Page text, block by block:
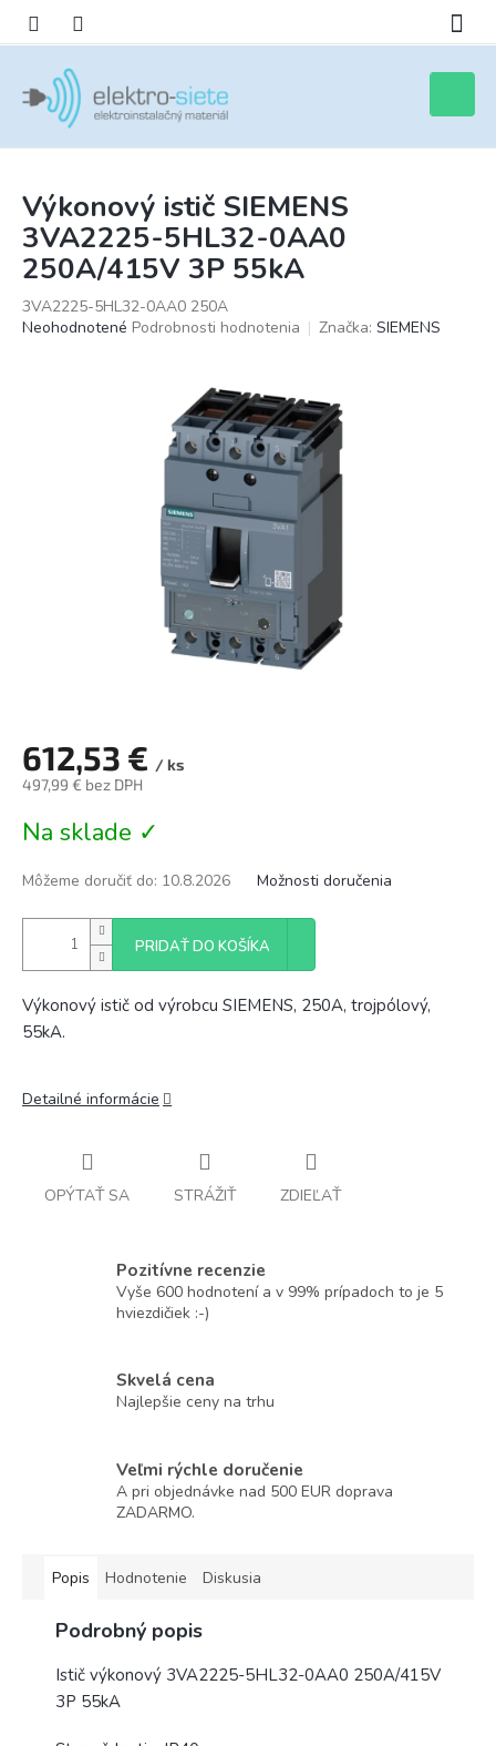
obsah
košík
Výkonový istič SIEMENS
3VA2225-5HL32-0AA0
250A/415V 3P 55kA
3VA2225-5HL32-0AA0 250A
Priemerné
Neohodnotené Podrobnosti hodnotenia Značka: SIEMENS
612,53 € / ks
497,99 € bez DPH
cena:
Na sklade ✓
Môžeme doručiť do: 10.8.2026 Možnosti doručenia
PRIDAŤ DO KOŠÍKA
Výkonový istič od výrobcu SIEMENS, 250A, trojpólový,
55kA.
Detailné informácie
OPÝTAŤ SA STRÁŽIŤ ZDIEĽAŤ
Pozitívne recenzie
Vyše 600 hodnotení a v 99% prípadoch to je 5
hviezdičiek :-)
Skvelá cena
Najlepšie ceny na trhu
Veľmi rýchle doručenie
A pri objednávke nad 500 EUR doprava
ZADARMO.
Popis Hodnotenie Diskusia
Podrobný popis
Istič výkonový 3VA2225-5HL32-0AA0 250A/415V
3P 55kA